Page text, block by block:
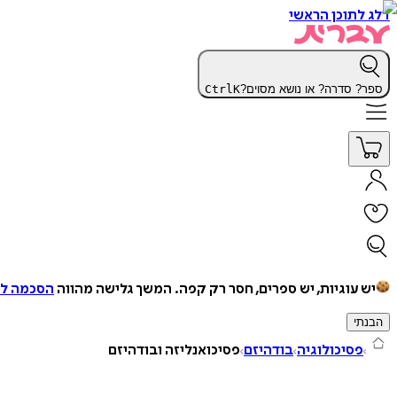
דלג לתוכן הראשי
ספר? סדרה? או נושא מסוים? CtrlK
יש עוגיות, יש ספרים, חסר רק קפה. המשך גלישה מהווה הסכמה
הבנתי
פסיכולוגיה בודהיזם פסיכואנליזה ובודהיזם